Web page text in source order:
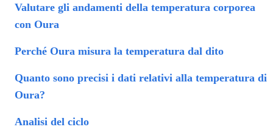
Valutare gli andamenti della temperatura corporea
con Oura
Perché Oura misura la temperatura dal dito
Quanto sono precisi i dati relativi alla temperatura di
Oura?
Analisi del ciclo